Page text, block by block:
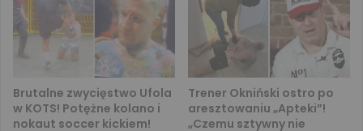
Brutalne zwycięstwo Ufola
w KOTS! Potężne kolano i
nokaut soccer kickiem!
Trener Okniński ostro po
aresztowaniu „Apteki”!
„Czemu sztywny nie